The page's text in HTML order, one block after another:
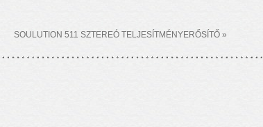
SOULUTION 511 SZTEREÓ TELJESÍTMÉNYERŐSÍTŐ »